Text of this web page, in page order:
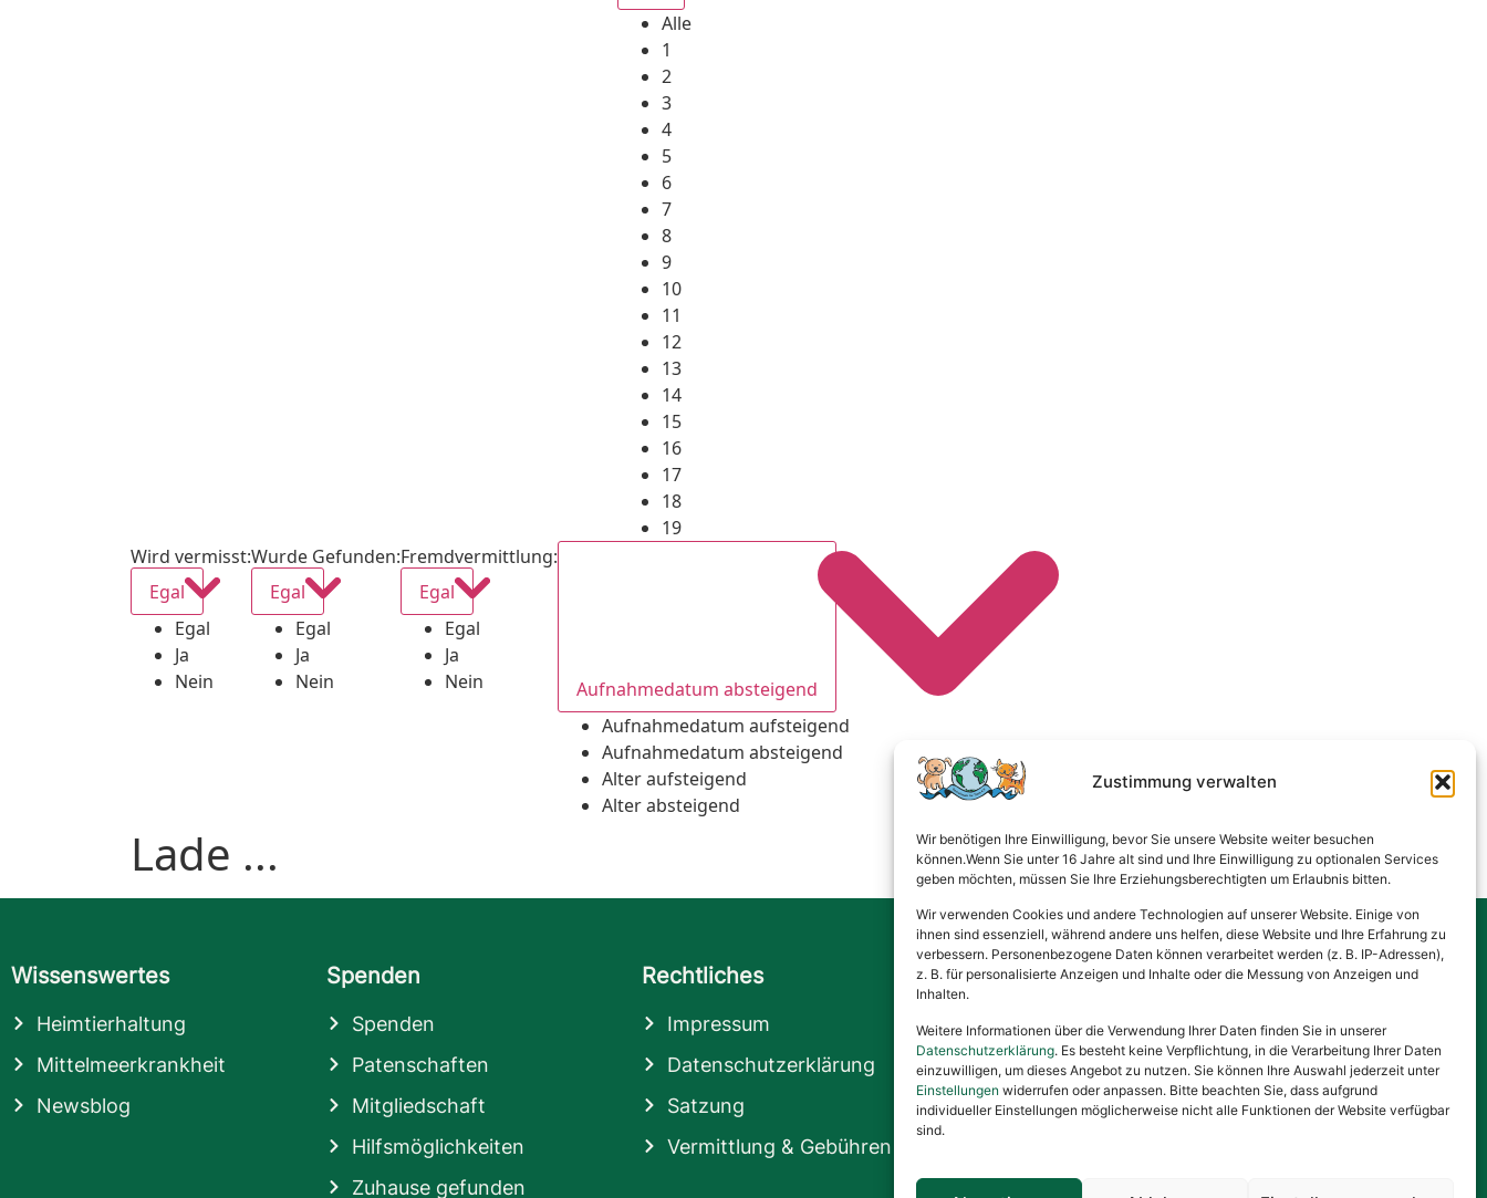
Zustimmung verwalten
Wir benötigen Ihre Einwilligung, bevor Sie unsere Website weiter besuchen
können.Wenn Sie unter 16 Jahre alt sind und Ihre Einwilligung zu optionalen Services
geben möchten, müssen Sie Ihre Erziehungsberechtigten um Erlaubnis bitten.
Wir verwenden Cookies und andere Technologien auf unserer Website. Einige von
ihnen sind essenziell, während andere uns helfen, diese Website und Ihre Erfahrung zu
verbessern. Personenbezogene Daten können verarbeitet werden (z. B. IP-Adressen),
z. B. für personalisierte Anzeigen und Inhalte oder die Messung von Anzeigen und
Inhalten.
Weitere Informationen über die Verwendung Ihrer Daten finden Sie in unserer
Datenschutzerklärung. Es besteht keine Verpflichtung, in die Verarbeitung Ihrer Daten
einzuwilligen, um dieses Angebot zu nutzen. Sie können Ihre Auswahl jederzeit unter
Einstellungen widerrufen oder anpassen. Bitte beachten Sie, dass aufgrund
individueller Einstellungen möglicherweise nicht alle Funktionen der Website verfügbar
sind.
Alle
1
2
3
4
5
6
7
8
9
10
11
12
13
14
15
16
17
18
19
Wird vermisst:
Egal
Egal
Ja
Nein
Wurde Gefunden:
Egal
Egal
Ja
Nein
Fremdvermittlung:
Egal
Egal
Ja
Nein
Aufnahmedatum absteigend
Aufnahmedatum aufsteigend
Aufnahmedatum absteigend
Alter aufsteigend
Alter absteigend
Lade ...
Wissenswertes
Heimtierhaltung
Mittelmeerkrankheit
Newsblog
Spenden
Spenden
Patenschaften
Mitgliedschaft
Hilfsmöglichkeiten
Zuhause gefunden
Rechtliches
Impressum
Datenschutzerklärung
Satzung
Vermittlung & Gebühren
Gesponsert von